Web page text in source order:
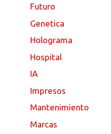
Futuro
Genetica
Holograma
Hospital
IA
Impresos
Mantenimiento
Marcas